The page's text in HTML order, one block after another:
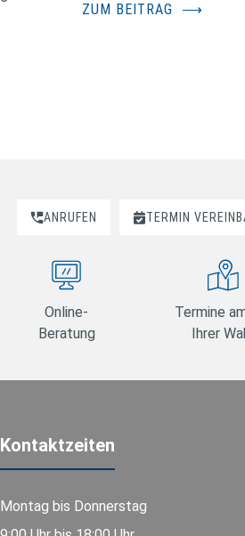
ZUM BEITRAG ⟶
ANRUFEN TERMIN
Online-
Beratung
Termine
Ihrer
Kontaktzeiten
Montag bis Donnerstag